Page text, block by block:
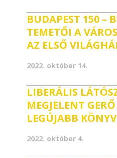
BUDAPEST 150 –
TEMETŐI A
AZ ELSŐ
2022. október 14.
LIBERÁLIS
MEGJELENT
LEGÚJABB
2022. október 4.